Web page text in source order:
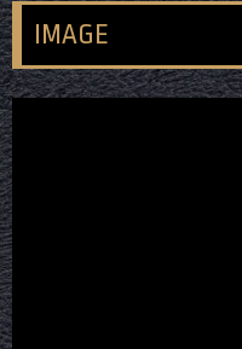
IMAGE